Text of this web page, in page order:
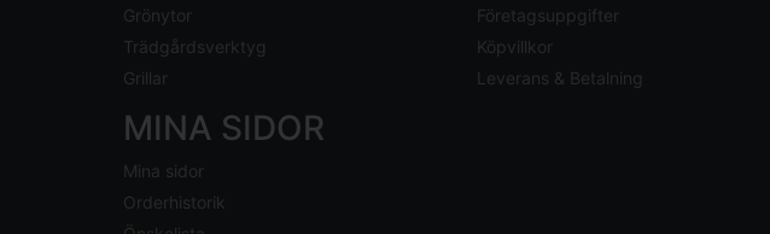
Grönytor
Trädgårdsverktyg
Grillar
Företagsuppgifter
Köpvillkor
Leverans & Betalning
MINA SIDOR
Mina sidor
Orderhistorik